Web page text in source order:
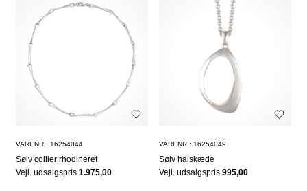
VARENR.: 16254044
Sølv collier rhodineret
Vejl. udsalgspris 1.975,00
VARENR.: 16254049
Sølv halskæde
Vejl. udsalgspris995,00